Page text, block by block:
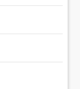
ルへの入力程度が
の方も歓迎長く働